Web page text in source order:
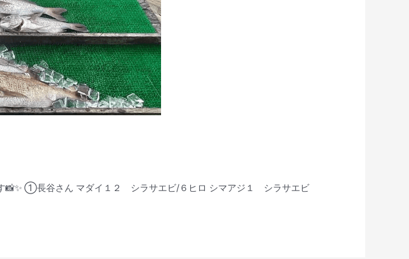
①長谷さん マダイ１２ シラサエビ/６ヒロ シマアジ１ シラサエビ